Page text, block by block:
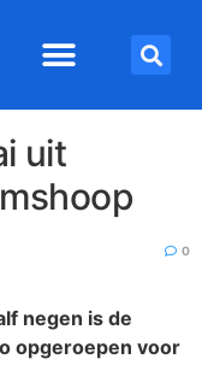
uit
0
negen is de
opgeroepen voor